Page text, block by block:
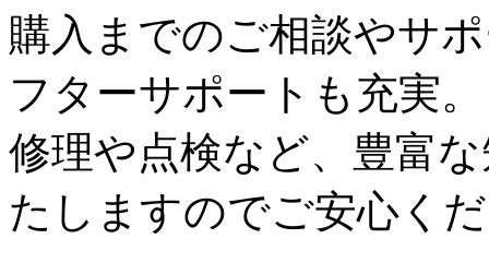
購入までのご相談やサ
フターサポートも充実。
修理や点検など、豊富
たしますのでご安心く